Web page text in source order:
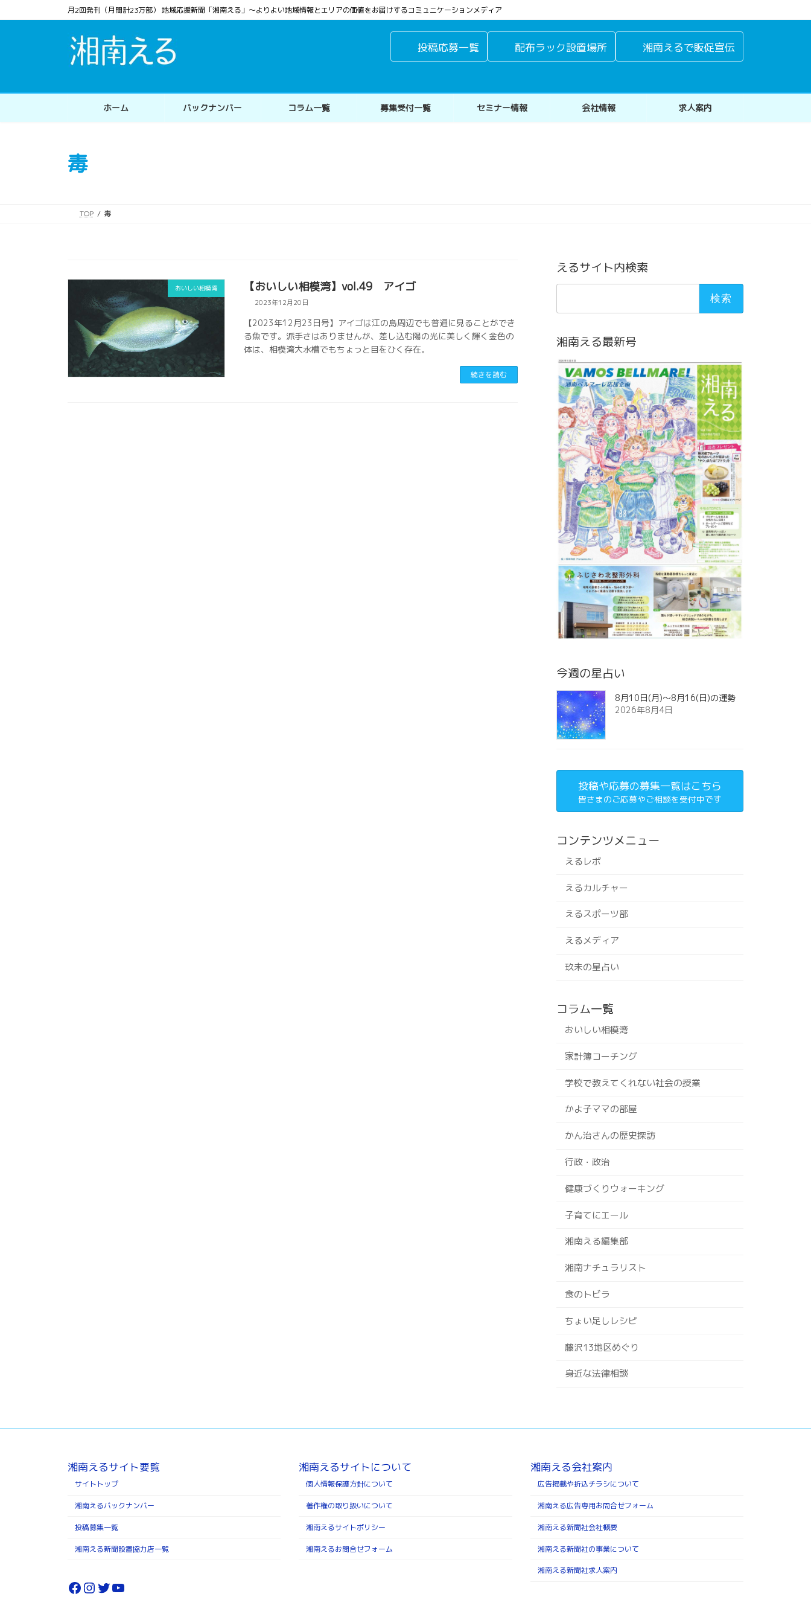
ン
ス
ビ
ン
月2回発刊（月間計23万部） 地域応援新聞「湘南える」〜よりよい地域情報とエリアの価値をお届けするコミュニケーションメディア
投稿応募一覧 配布ラック設置場所 湘南えるで販促宣伝
ホーム バックナンバー コラム一覧 募集受付一覧 セミナー情報 会社情報 求人案内
毒
TOP 毒
おいしい相模湾 【おいしい相模湾】vol.49 アイゴ
2023年12月20日
【2023年12月23日号】アイゴは江の島周辺でも普通に見ることができ
る魚です。派手さはありませんが、差し込む陽の光に美しく輝く金色の
体は、相模湾大水槽でもちょっと目をひく存在。
続きを読む
えるサイト内検索
湘南える最新号
今週の星占い
8月10日(月)～8月16(日)の運勢
2026年8月4日
投稿や応募の募集一覧はこちら
皆さまのご応募やご相談を受付中です
コンテンツメニュー
えるレポ
えるカルチャー
えるスポーツ部
えるメディア
玖未の星占い
コラム一覧
おいしい相模湾
家計簿コーチング
学校で教えてくれない社会の授業
かよ子ママの部屋
かん治さんの歴史探訪
行政・政治
健康づくりウォーキング
子育てにエール
湘南える編集部
湘南ナチュラリスト
食のトビラ
ちょい足しレシピ
藤沢13地区めぐり
身近な法律相談
湘南えるサイト要覧
サイトトップ
湘南えるバックナンバー
投稿募集一覧
湘南える新聞設置協力店一覧
Facebook
Instagram
Twitter
YouTube
湘南えるサイトについて
個人情報保護方針について
著作権の取り扱いについて
湘南えるサイトポリシー
湘南えるお問合せフォーム
湘南える会社案内
広告掲載や折込チラシについて
湘南える広告専用お問合せフォーム
湘南える新聞社会社概要
湘南える新聞社の事業について
湘南える新聞社求人案内